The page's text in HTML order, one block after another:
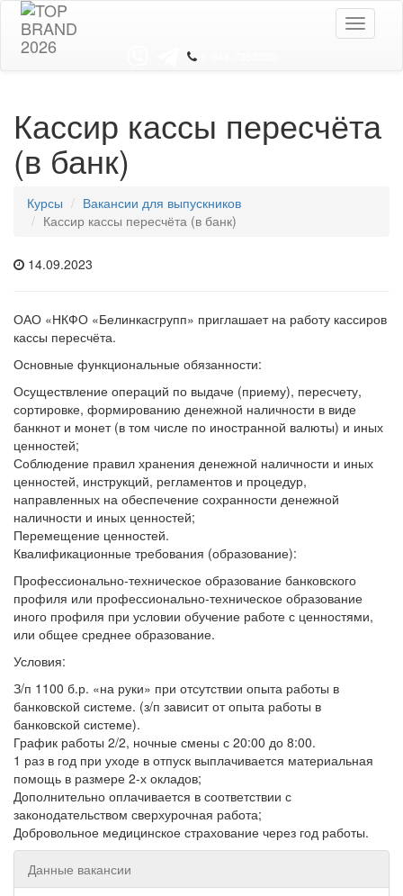
Toggle
Кассир кассы пересчёта
(в банк)
Курсы
Вакансии для выпускников
Кассир кассы пересчёта (в банк)
14.09.2023
ОАО «НКФО «Белинкасгрупп» приглашает на работу кассиров
кассы пересчёта.
Основные функциональные обязанности:
Осуществление операций по выдаче (приему), пересчету,
сортировке, формированию денежной наличности в виде
банкнот и монет (в том числе по иностранной валюты) и иных
ценностей;
Соблюдение правил хранения денежной наличности и иных
ценностей, инструкций, регламентов и процедур,
направленных на обеспечение сохранности денежной
наличности и иных ценностей;
Перемещение ценностей.
Квалификационные требования (образование):
Профессионально-техническое образование банковского
профиля или профессионально-техническое образование
иного профиля при условии обучение работе с ценностями,
или общее среднее образование.
Условия:
З/п 1100 б.р. «на руки» при отсутствии опыта работы в
банковской системе. (з/п зависит от опыта работы в
банковской системе).
График работы 2/2, ночные смены с 20:00 до 8:00.
1 раз в год при уходе в отпуск выплачивается материальная
помощь в размере 2-х окладов;
Дополнительно оплачивается в соответствии с
законодательством сверхурочная работа;
Добровольное медицинское страхование через год работы.
Данные вакансии